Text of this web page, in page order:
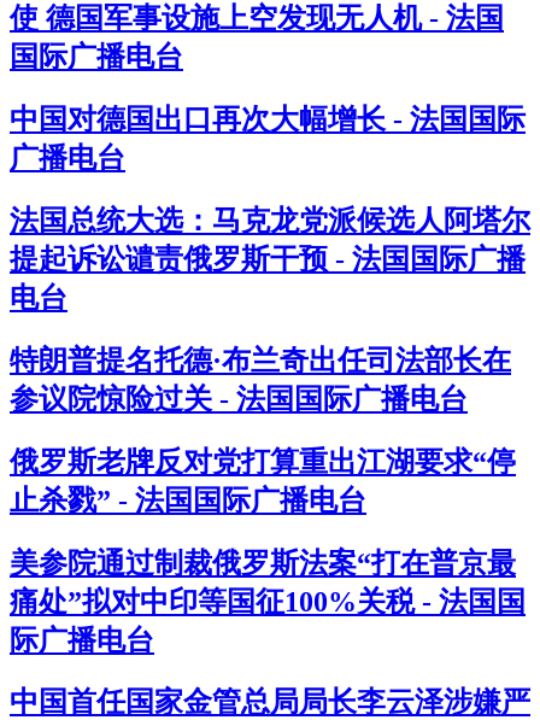
使 德国军事设施上空发现无人机 - 法国
国际广播电台
中国对德国出口再次大幅增长 - 法国国际
广播电台
法国总统大选：马克龙党派候选人阿塔尔
提起诉讼谴责俄罗斯干预 - 法国国际广播
电台
特朗普提名托德·布兰奇出任司法部长在
参议院惊险过关 - 法国国际广播电台
俄罗斯老牌反对党打算重出江湖要求“停
止杀戮” - 法国国际广播电台
美参院通过制裁俄罗斯法案“打在普京最
痛处”拟对中印等国征100%关税 - 法国国
际广播电台
中国首任国家金管总局局长李云泽涉嫌严